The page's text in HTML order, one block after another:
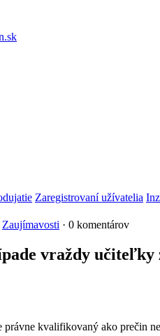
Zaregistrovaní užívatelia
Zaujímavosti · 0 komentárov
vraždy učiteľky
kvalifikovaný ako prečin